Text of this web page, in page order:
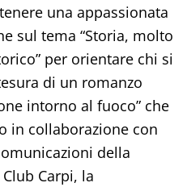
una appassionata
sul tema “Storia, molto
per orientare chi si
di un romanzo
intorno al fuoco” che
in collaborazione con
della
Carpi, la